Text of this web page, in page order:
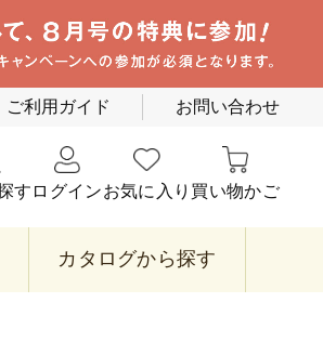
ご利用ガイド お問い合わせ
す ログインお気に入り 買い物かご
カタログから探す